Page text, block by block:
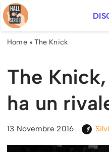
Vai
al
Home» The Knick
The
ha un
13 Novembre 2016